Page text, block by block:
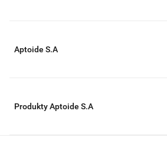
Aptoide S.A
Produkty Aptoide S.A